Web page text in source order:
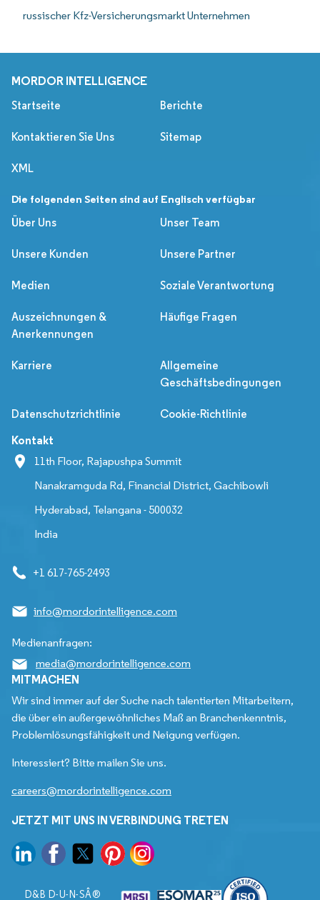
russischer Kfz-Versicherungsmarkt Unternehmen
MORDOR INTELLIGENCE
Startseite Berichte
Kontaktieren Sie Uns Sitemap
XML
Die folgenden Seiten sind auf Englisch verfügbar
Über Uns
Unser Team
Unsere Kunden Unsere Partner
Medien Soziale Verantwortung
Auszeichnungen &
Anerkennungen
Häufige Fragen
Karriere
Allgemeine
Geschäftsbedingungen
Datenschutzrichtlinie Cookie-Richtlinie
Kontakt
11th Floor, Rajapushpa Summit
Nanakramguda Rd, Financial District, Gachibowli
Hyderabad, Telangana - 500032
India
+1 617-765-2493
info@mordorintelligence.com
Medienanfragen:
media@mordorintelligence.com
MITMACHEN
Wir sind immer auf der Suche nach talentierten Mitarbeitern,
die über ein außergewöhnliches Maß an Branchenkenntnis,
Problemlösungsfähigkeit und Neigung verfügen.
Interessiert? Bitte mailen Sie uns.
careers@mordorintelligence.com
JETZT MIT UNS IN VERBINDUNG TRETEN
D&B D-U-N-SÂ®